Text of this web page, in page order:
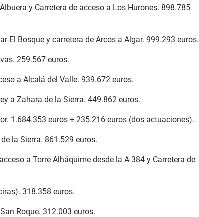
y Carretera de acceso a Los Hurones. 898.785
El Bosque y carretera de Arcos a Algar. 999.293 euros.
259.567 euros.
a Alcalá del Valle. 939.672 euros.
a Zahara de la Sierra. 449.862 euros.
1.684.353 euros + 235.216 euros (dos actuaciones).
la Sierra. 861.529 euros.
a Torre Alháquime desde la A-384 y Carretera de
318.358 euros.
Roque. 312.003 euros.